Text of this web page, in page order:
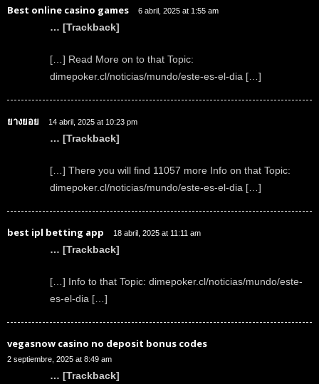
Best online casino games 6 abril, 2025 at 1:55 am
… [Trackback]
[…] Read More on to that Topic:
dimepoker.cl/noticias/mundo/este-es-el-dia […]
ยางยอย 14 abril, 2025 at 10:23 pm
… [Trackback]
[…] There you will find 11057 more Info on that Topic:
dimepoker.cl/noticias/mundo/este-es-el-dia […]
best ipl betting app 18 abril, 2025 at 11:11 am
… [Trackback]
[…] Info to that Topic: dimepoker.cl/noticias/mundo/este-
es-el-dia […]
vegasnow casino no deposit bonus codes
2 septiembre, 2025 at 8:49 am
… [Trackback]